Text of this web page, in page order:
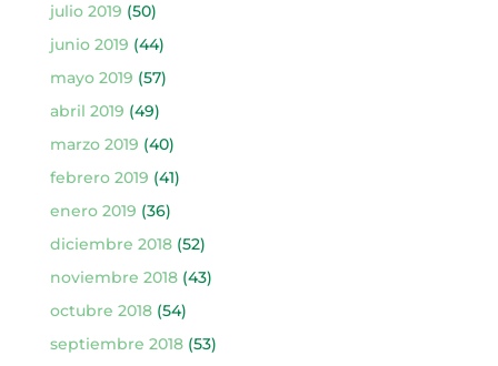
julio 2019 (50)
junio 2019 (44)
mayo 2019 (57)
abril 2019 (49)
marzo 2019 (40)
febrero 2019 (41)
enero 2019 (36)
diciembre 2018(52)
noviembre 2018(43)
octubre 2018(54)
septiembre 2018(53)